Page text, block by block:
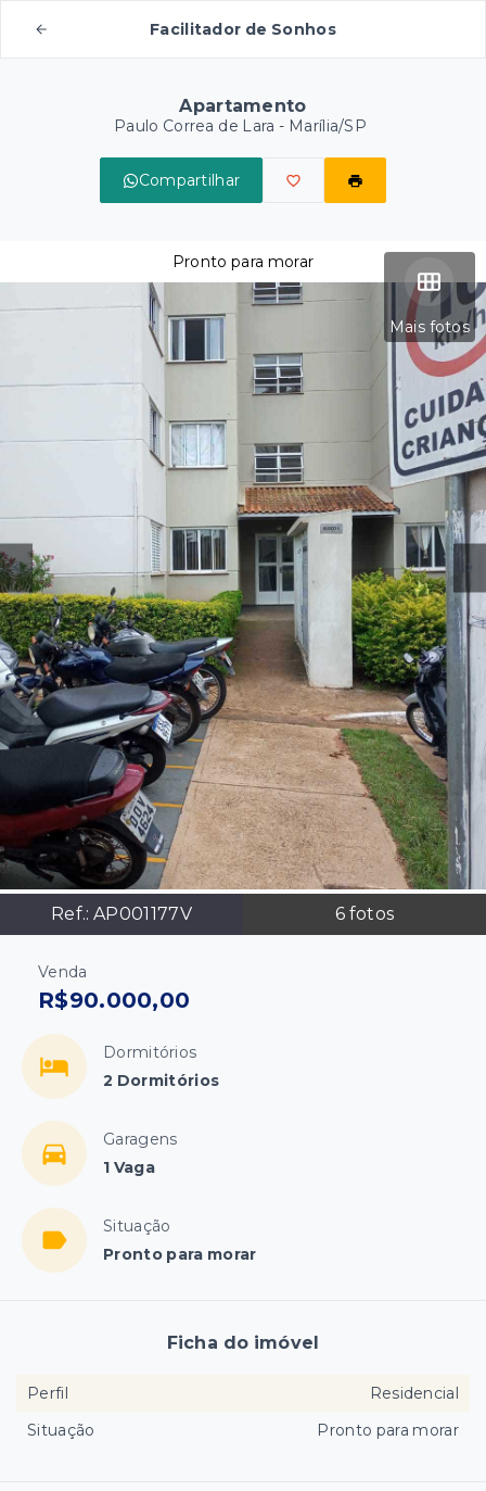
Facilitador de Sonhos
Apartamento
Paulo Correa de Lara - Marília/SP
Compartilhar
Mais fotos
Ref.:AP001177V 6 fotos
Pronto para morar
Venda
R$90.000,00
Dormitórios
2 Dormitórios
Garagens
1 Vaga
Situação
Pronto para morar
Ficha do imóvel
Perfil
Residencial
Situação
Pronto para morar